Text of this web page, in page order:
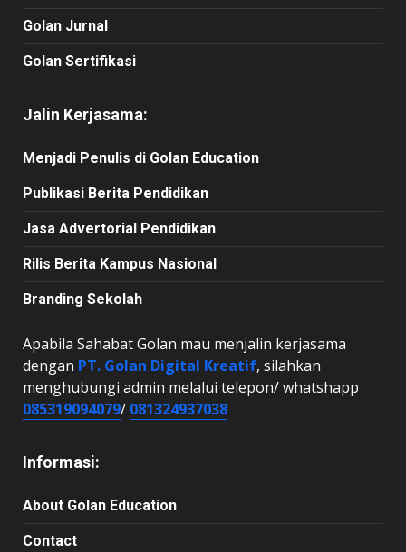
Golan Jurnal
Golan Sertifikasi
Jalin Kerjasama:
Menjadi Penulis di Golan Education
Publikasi Berita Pendidikan
Jasa Advertorial Pendidikan
Rilis Berita Kampus Nasional
Branding Sekolah
Apabila Sahabat Golan mau menjalin kerjasama
dengan PT. Golan Digital Kreatif, silahkan
menghubungi admin melalui telepon/ whatshapp
085319094079/ 081324937038
Informasi:
About Golan Education
Contact